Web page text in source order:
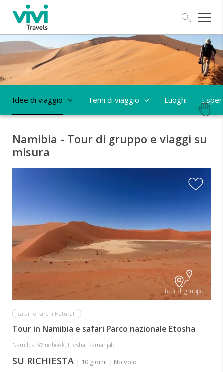
Idee di viaggio Temi di viaggio Luoghi
Namibia - Tour di gruppo e viaggi su
misura
Tour di gruppo
Safari e Parchi Naturali
Tour in Namibia e safari Parco nazionale Etosha
Namibia: Windhoek, Etosha, Kamanjab, ...
SU RICHIESTA | 10 giorni | No volo